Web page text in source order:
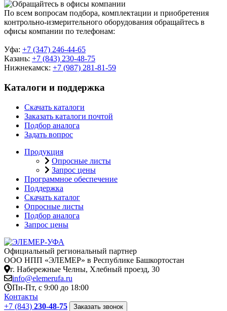
По всем вопросам подбора, комплектации и приобретения
контрольно-измерительного оборудования обращайтесь в
офисы компании по телефонам:
Уфа: +7 (347) 246-44-65
Казань: +7 (843) 230-48-75
Нижнекамск: +7 (987) 281-81-59
Каталоги и поддержка
Скачать каталоги
Заказать каталоги почтой
Подбор аналога
Задать вопрос
Продукция
Опросные листы
Запрос цены
Программное обеспечение
Поддержка
Скачать каталог
Опросные листы
Подбор аналога
Запрос цены
Официальный региональный партнер
ООО НПП «ЭЛЕМЕР» в Республике Башкортостан
г. Набережные Челны, Хлебный проезд, 30
info@elemerufa.ru
Пн-Пт, с 9:00 до 18:00
Контакты
+7 (843) 230-48-75 Заказать звонок